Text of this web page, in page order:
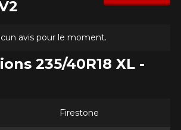
avis pour le moment.
235/40R18 XL -
Firestone